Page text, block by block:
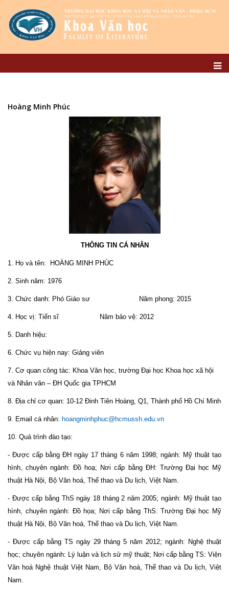
Hoàng Minh Phúc
THÔNG TIN CÁ NHÂN
1. Họ và tên: HOÀNG MINH PHÚC
2. Sinh năm: 1976
3. Chức danh: Phó Giáo sư Năm phong: 2015
4. Học vị: Tiến sĩ Năm bảo vệ: 2012
5. Danh hiệu:
6. Chức vụ hiện nay: Giảng viên
7. Cơ quan công tác: Khoa Văn học, trường Đại học Khoa học xã hội
và Nhân văn – ĐH Quốc gia TPHCM
8. Địa chỉ cơ quan: 10-12 Đinh Tiên Hoàng, Q1, Thành phố Hồ Chí Minh
9. Email cá nhân: hoangminhphuc@hcmussh.edu.vn
10. Quá trình đào tạo:
- Được cấp bằng ĐH ngày 17 tháng 6 năm 1998; ngành: Mỹ thuật tạo
hình, chuyên ngành: Đồ hoạ; Nơi cấp bằng ĐH: Trường Đại học Mỹ
thuật Hà Nội, Bộ Văn hoá, Thể thao và Du lịch, Việt Nam.
- Được cấp bằng ThS ngày 18 tháng 2 năm 2005; ngành: Mỹ thuật tạo
hình, chuyên ngành: Đồ họa; Nơi cấp bằng ThS: Trường Đại học Mỹ
thuật Hà Nội, Bộ Văn hoá, Thể thao và Du lịch, Việt Nam.
- Được cấp bằng TS ngày 29 tháng 5 năm 2012; ngành: Nghệ thuật
học; chuyên ngành: Lý luận và lịch sử mỹ thuật; Nơi cấp bằng TS: Viện
Văn hoá Nghệ thuật Việt Nam, Bộ Văn hoá, Thể thao và Du lịch, Việt
Nam.